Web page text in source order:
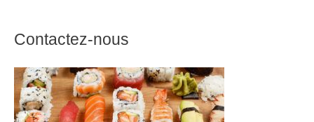
Contactez-nous